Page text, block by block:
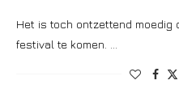
Het is toch ontzettend moedig
festival te komen. …